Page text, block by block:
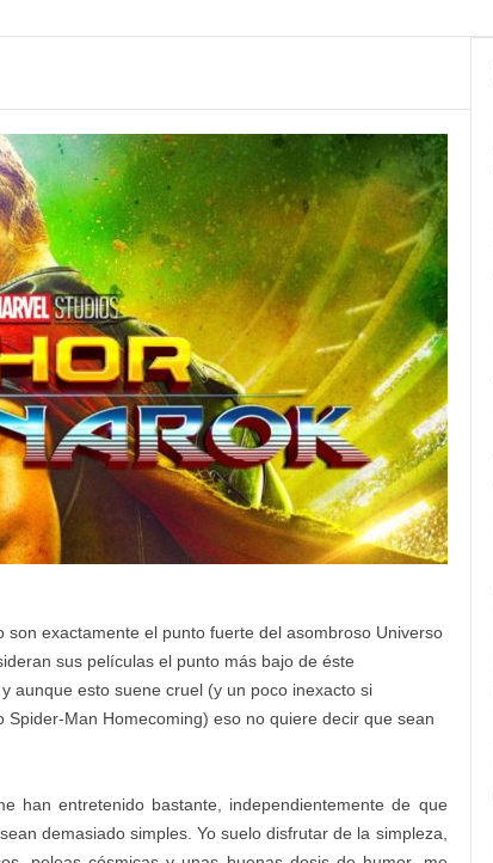
exactamente el punto fuerte del asombroso Universo
sus películas el punto más bajo de éste
aunque esto suene cruel (y un poco inexacto si
Man Homecoming) eso no quiere decir que sean
han entretenido bastante, independientemente de que
demasiado simples. Yo suelo disfrutar de la simpleza,